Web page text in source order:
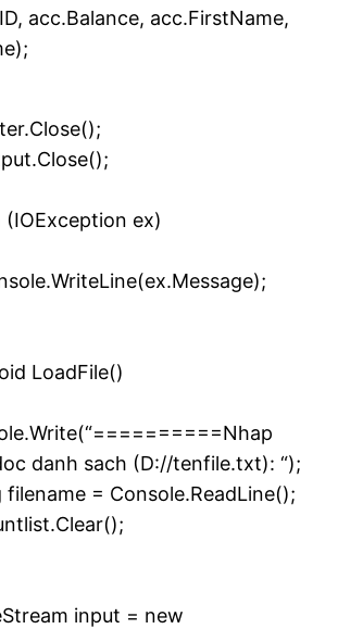
acc.Balance, acc.FirstName,
ex)
LoadFile()
danh sach (D://tenfile.txt): “);
= Console.ReadLine();
input = new